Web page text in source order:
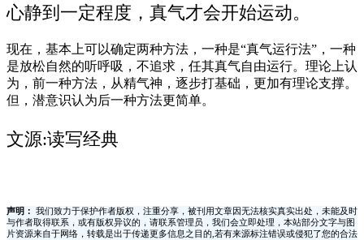
心静到一定程度，真气才会开始运动。
现在，基本上可以确定两种方法，一种是“真气运行法”，一种
是放松自然的听呼吸，不追求，任其真气自由运行。理论上认
为，前一种方法，从精气神，逐步打基础，更加有理论支撑。
但，潜意识认为后一种方法更简单。
文源:读写经典
声明：
我们致力于保护作者版权，注重分享，被刊用文章因无法核实真实出处，未能及时
与作者取得联系，或有版权异议的，请联系管理员，我们会立即处理，本站部分文字与图
片资源来自于网络，转载是出于传递更多信息之目的,若有来源标注错误或侵犯了您的合法